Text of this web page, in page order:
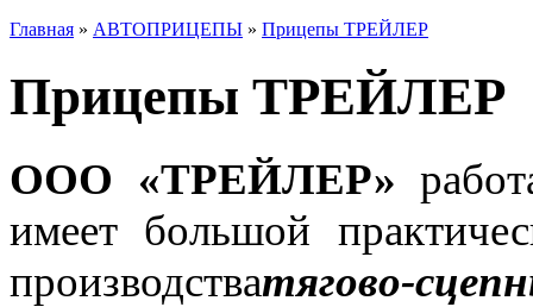
Главная » АВТОПРИЦЕПЫ » Прицепы ТРЕЙЛЕР
Прицепы ТРЕЙЛЕР
ООО «ТРЕЙЛЕР»
имеет большой
производстватягово-